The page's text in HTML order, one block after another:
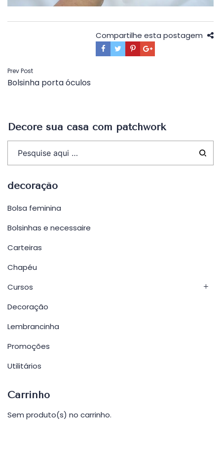
Compartilhe esta postagem
Navegação
de
Prev Post
Bolsinha porta óculos
Decore sua casa com patchwork
decoração
Bolsa feminina
Bolsinhas e necessaire
Carteiras
Chapéu
Cursos
Decoração
Lembrancinha
Promoções
Utilitários
Carrinho
Sem produto(s) no carrinho.